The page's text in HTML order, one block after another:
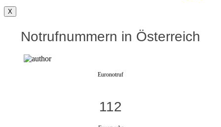
X
Notrufnummern in Österreich
Euronotruf
112